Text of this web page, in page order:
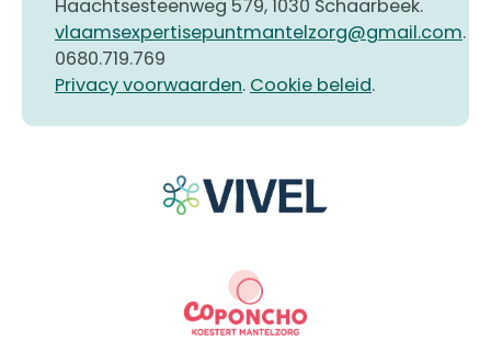
Haachtsesteenweg 579, 1030 Schaarbeek.
vlaamsexpertisepuntmantelzorg@gmail.com.
0680.719.769
Privacy voorwaarden. Cookie beleid.